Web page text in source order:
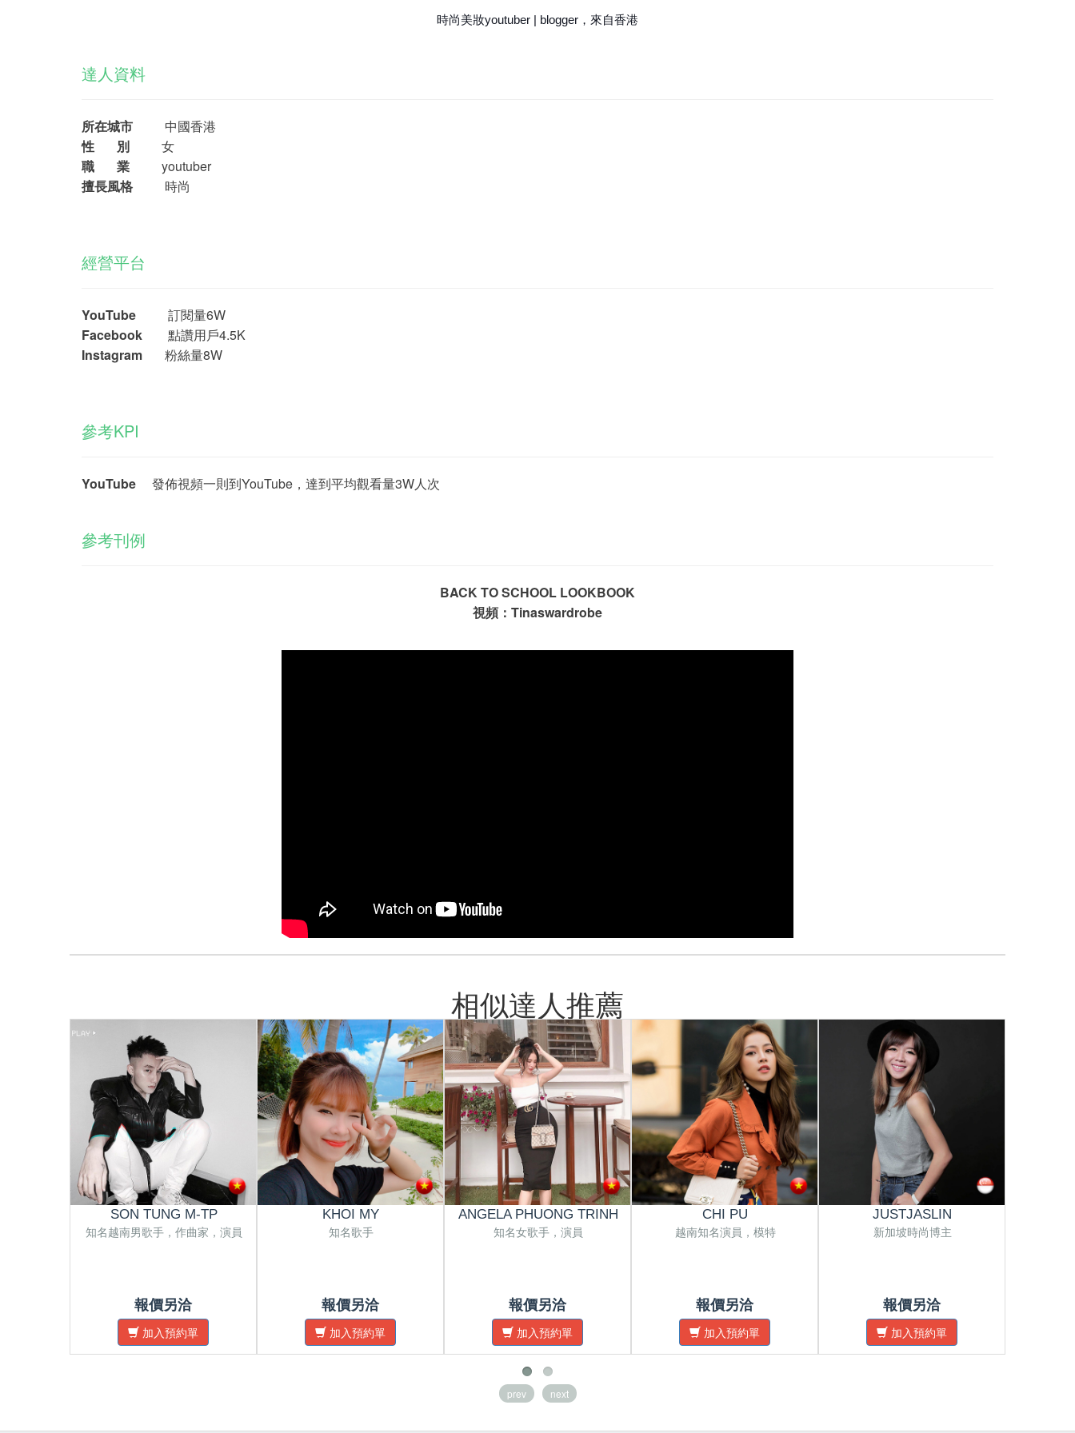
時尚美妝youtuber | blogger，來自香港
達人資料
所在城市 中國香港
性 別 女
職 業 youtuber
擅長風格 時尚
經營平台
YouTube 訂閱量6W
Facebook 點讚用戶4.5K
Instagram
粉絲量8W
參考KPI
YouTube 發佈視頻一則到YouTube，達到平均觀看量3W人次
參考刊例
BACK TO SCHOOL LOOKBOOK
視頻：Tinaswardrobe
相似達人推薦
SON TUNG M-TP
知名越南男歌手，作曲家，演員
報價另洽
加入預約單
KHOI MY
知名歌手
報價另洽
加入預約單
ANGELA PHUONG TRINH
知名女歌手，演員
報價另洽
加入預約單
CHI PU
越南知名演員，模特
報價另洽
加入預約單
JUSTJASLIN
新加坡時尚博主
報價另洽
加入預約單
prev next